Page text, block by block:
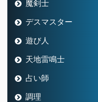
魔剣士
デスマスター
遊び人
天地雷鳴士
占い師
調理